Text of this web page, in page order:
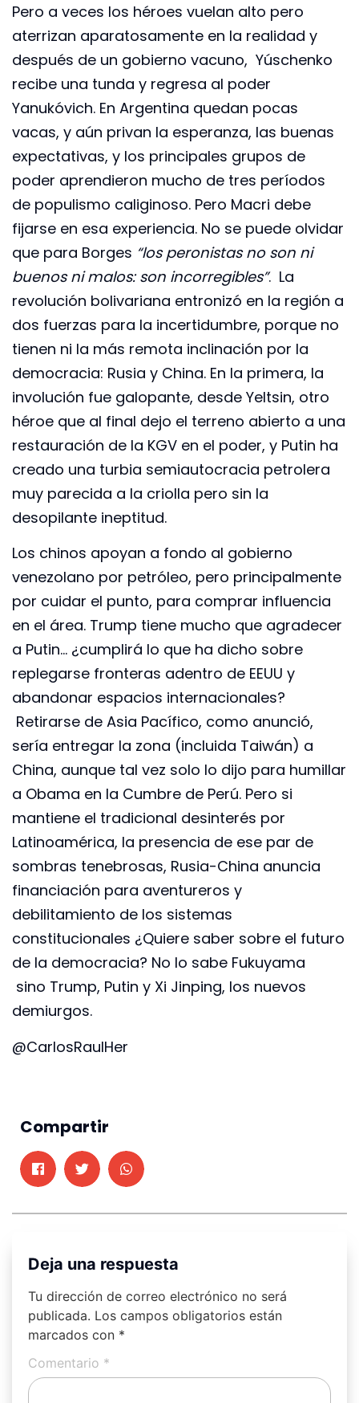
Pero a veces los héroes vuelan alto pero
aterrizan aparatosamente en la realidad y
después de un gobierno vacuno, Yúschenko
recibe una tunda y regresa al poder
Yanukóvich. En Argentina quedan pocas
vacas, y aún privan la esperanza, las buenas
expectativas, y los principales grupos de
poder aprendieron mucho de tres períodos
de populismo caliginoso. Pero Macri debe
fijarse en esa experiencia. No se puede olvidar
que para Borges “los peronistas no son ni
buenos ni malos: son incorregibles”. La
revolución bolivariana entronizó en la región a
dos fuerzas para la incertidumbre, porque no
tienen ni la más remota inclinación por la
democracia: Rusia y China. En la primera, la
involución fue galopante, desde Yeltsin, otro
héroe que al final dejo el terreno abierto a una
restauración de la KGV en el poder, y Putin ha
creado una turbia semiautocracia petrolera
muy parecida a la criolla pero sin la
desopilante ineptitud.
Los chinos apoyan a fondo al gobierno
venezolano por petróleo, pero principalmente
por cuidar el punto, para comprar influencia
en el área. Trump tiene mucho que agradecer
a Putin… ¿cumplirá lo que ha dicho sobre
replegarse fronteras adentro de EEUU y
abandonar espacios internacionales?
Retirarse de Asia Pacífico, como anunció,
sería entregar la zona (incluida Taiwán) a
China, aunque tal vez solo lo dijo para humillar
a Obama en la Cumbre de Perú. Pero si
mantiene el tradicional desinterés por
Latinoamérica, la presencia de ese par de
sombras tenebrosas, Rusia-China anuncia
financiación para aventureros y
debilitamiento de los sistemas
constitucionales ¿Quiere saber sobre el futuro
de la democracia? No lo sabe Fukuyama
sino Trump, Putin y Xi Jinping, los nuevos
demiurgos.
@CarlosRaulHer
Compartir
Deja una respuesta
Tu dirección de correo electrónico no será
publicada. Los campos obligatorios están
marcados con *
Comentario *